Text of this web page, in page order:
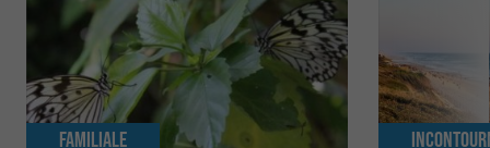
Familiale